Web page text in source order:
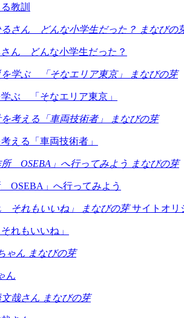
教訓
まなびの
ん どんな小学生だった？
まなびの芽
ぶ 「そなエリア東京」
まなびの芽
える「車両技術者」
まなびの芽
OSEBA」へ行ってみよう
まなびの芽サイトオリ
れもいいね」
まなびの芽
ん
まなびの芽